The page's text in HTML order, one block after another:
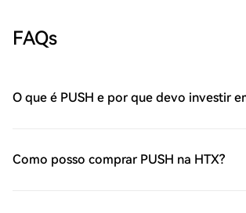
FAQs
O que é PUSH e por que devo investir
Como posso comprar PUSH na HTX?